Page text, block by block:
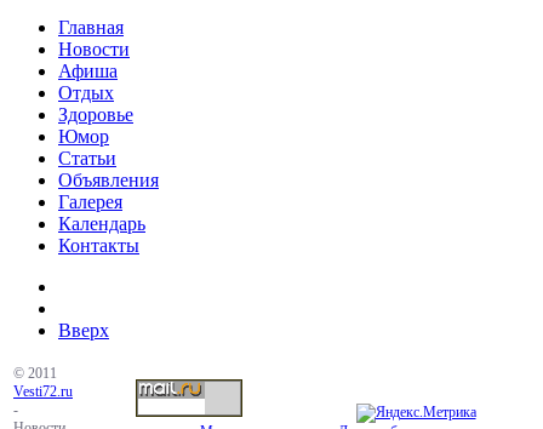
Главная
Новости
Афиша
Отдых
Здоровье
Юмор
Статьи
Объявления
Галерея
Календарь
Контакты
Вверх
© 2011
Vesti72.ru
-